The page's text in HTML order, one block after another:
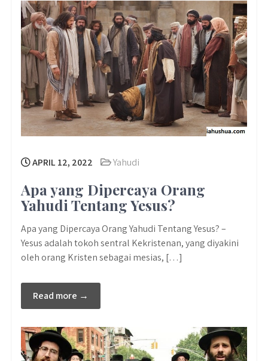
APRIL 12, 2022 Yahudi
Apa yang Dipercaya Orang
Yahudi Tentang Yesus?
Apa yang Dipercaya Orang Yahudi Tentang Yesus? –
Yesus adalah tokoh sentral Kekristenan, yang diyakini
oleh orang Kristen sebagai mesias, […]
Read more →